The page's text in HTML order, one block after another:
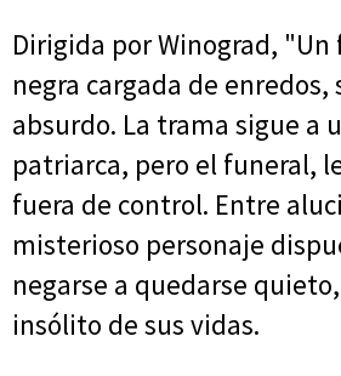
Dirigida por Winograd,
negra cargada de
absurdo. La trama sigue
patriarca, pero el funeral,
fuera de control. Entre
misterioso personaje
negarse a quedarse
insólito de sus vidas.